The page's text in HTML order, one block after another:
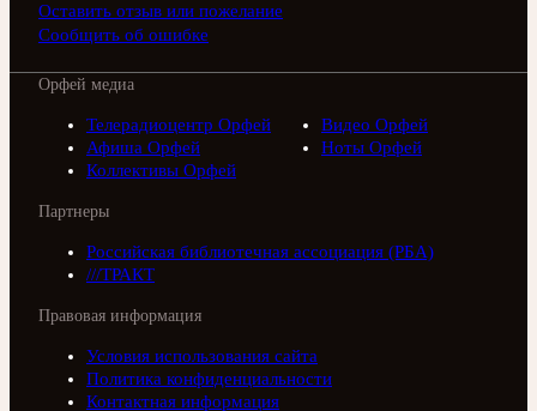
Оставить отзыв или пожелание
Сообщить об ошибке
Орфей медиа
Телерадиоцентр Орфей
Видео Орфей
Афиша Орфей
Ноты Орфей
Коллективы Орфей
Партнеры
Российская библиотечная ассоциация (РБА)
///ТРАКТ
Правовая информация
Условия использования сайта
Политика конфиденциальности
Контактная информация